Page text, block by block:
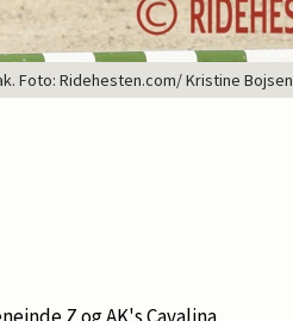
Foto: Ridehesten.com/ Kristine Bojsen
Z og AK's Cavalina